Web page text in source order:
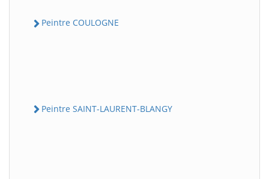
Peintre COULOGNE
Peintre SAINT-LAURENT-BLANGY